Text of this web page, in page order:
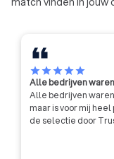
vergunningplichtig.
starstarstarstarstar
Alle bedrijven
Alle bedrijven
maar is voor mij
de selectie door